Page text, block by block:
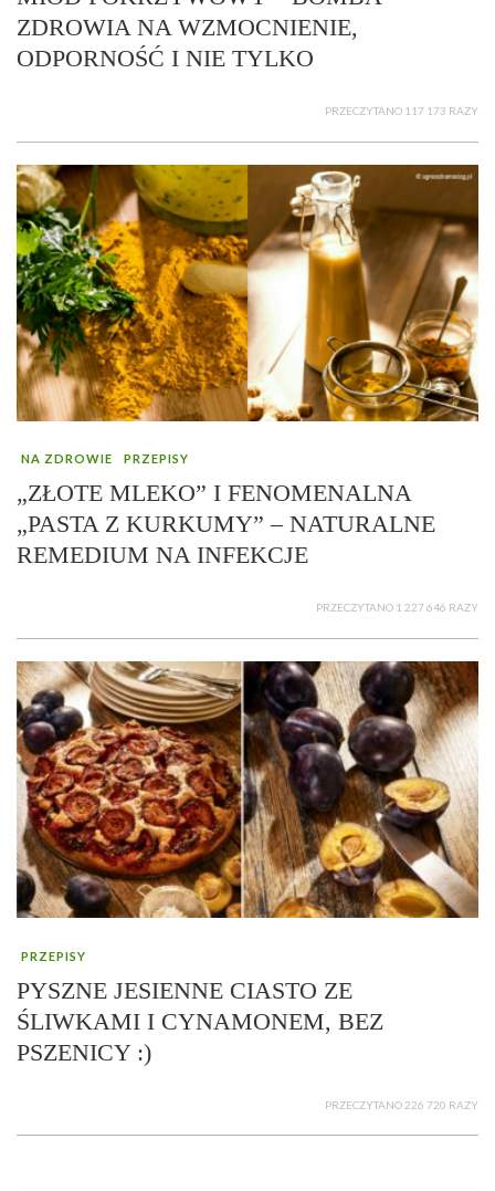
ZDROWIA NA WZMOCNIENIE,
ODPORNOŚĆ I NIE TYLKO
PRZECZYTANO 117 173 RAZY
NA ZDROWIE PRZEPISY
„ZŁOTE MLEKO” I FENOMENALNA
„PASTA Z KURKUMY” – NATURALNE
REMEDIUM NA INFEKCJE
PRZECZYTANO 1 227 646 RAZY
PRZEPISY
PYSZNE JESIENNE CIASTO ZE
ŚLIWKAMI I CYNAMONEM, BEZ
PSZENICY :)
PRZECZYTANO 226 720 RAZY